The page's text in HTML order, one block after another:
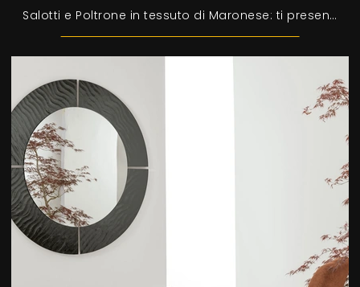
Salotti e Poltrone in tessuto di Maronese: ti presentiamo il modello Asia in tessuto per impreziosire i tuoi spazi.